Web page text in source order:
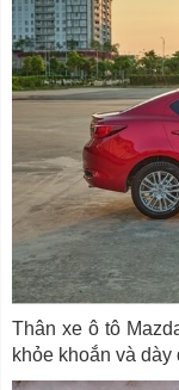
Thân xe ô tô
khỏe khoắn và dày